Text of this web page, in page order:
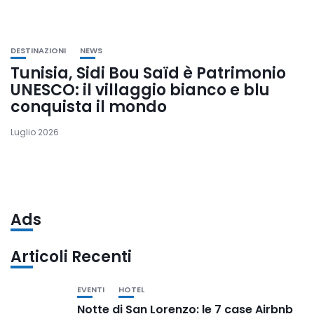
DESTINAZIONI NEWS
Tunisia, Sidi Bou Saïd è Patrimonio
UNESCO: il villaggio bianco e blu
conquista il mondo
Luglio 2026
Ads
Articoli Recenti
EVENTI HOTEL
Notte di San Lorenzo: le 7 case Airbnb